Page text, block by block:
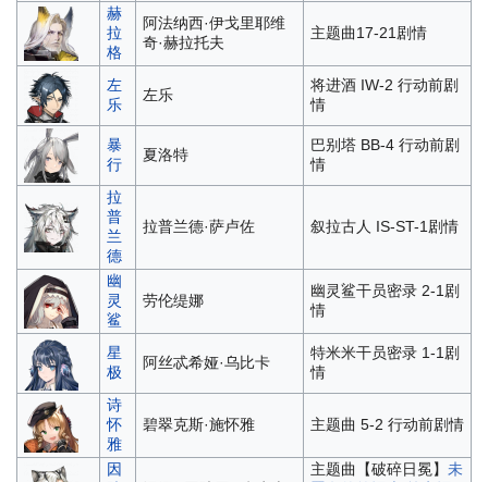
赫
拉
格
阿法纳西·伊戈里耶维
奇·赫拉托夫
主题曲17-21剧情
左
乐
左乐
将进酒 IW-2 行动前剧
情
暴
行
夏洛特
巴别塔 BB-4 行动前剧
情
拉
普
兰
德
拉普兰德·萨卢佐 叙拉古人 IS-ST-1剧情
幽
灵
鲨
劳伦缇娜
幽灵鲨干员密录 2-1剧
情
星
极
阿丝忒希娅·乌比卡
特米米干员密录 1-1剧
情
诗
怀
雅
碧翠克斯·施怀雅 主题曲 5-2 行动前剧情
因
主题曲【破碎日冕】 未